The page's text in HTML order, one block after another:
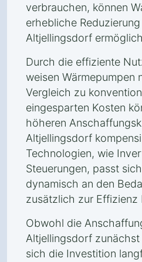
verbrauchen, können
erhebliche
Altjellingsdorf
Durch die effiziente
weisen Wärmepumpen
Vergleich zu
eingesparten Kosten
höheren
Altjellingsdorf
Technologien, wie
Steuerungen, passt
dynamisch an den
zusätzlich zur Effizienz
Obwohl die
Altjellingsdorf
sich die Investition